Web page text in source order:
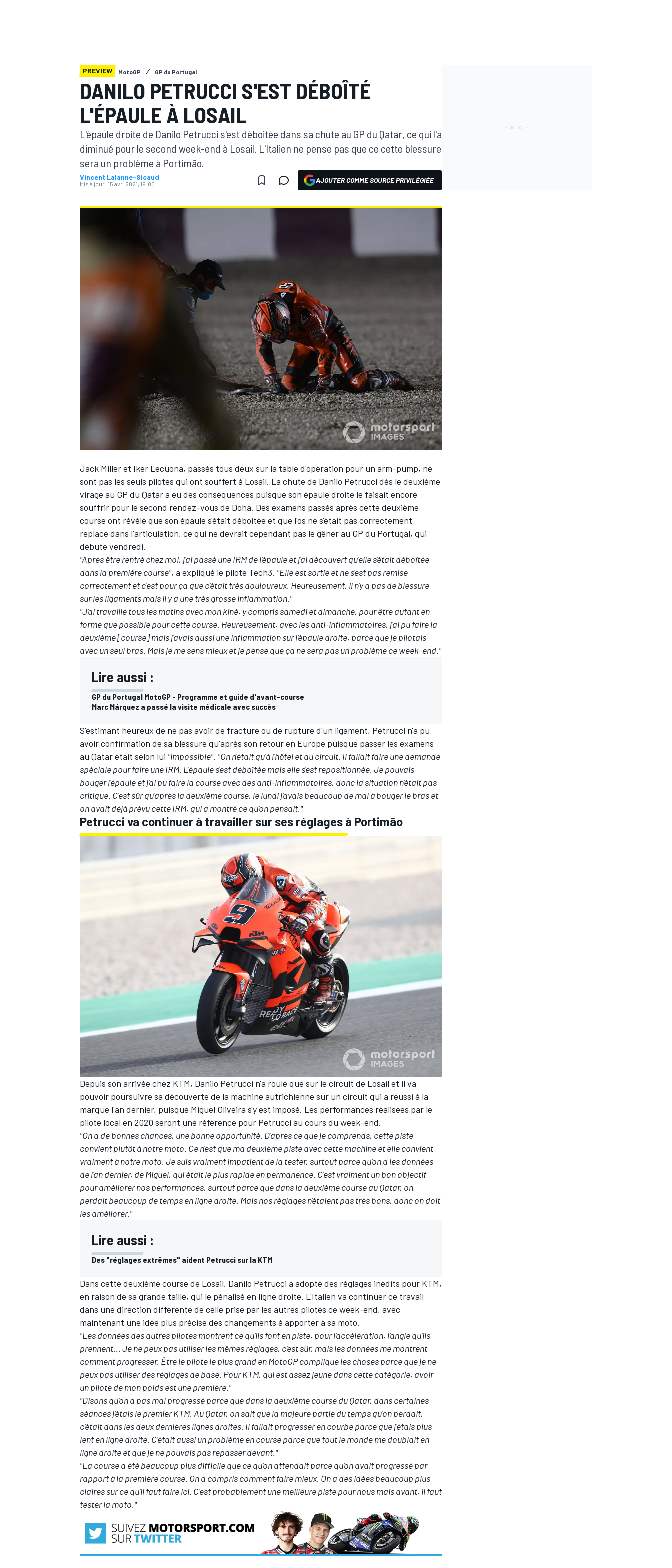
MOTOGP
PREVIEW MotoGP GP du Portugal
DANILO PETRUCCI S'EST DÉBOÎTÉ
L'ÉPAULE À LOSAIL
L'épaule droite de Danilo Petrucci s'est déboitée dans sa chute au GP du Qatar, ce qui l'a
diminué pour le second week-end à Losail. L'Italien ne pense pas que ce cette blessure
sera un problème à Portimão.
Vincent Lalanne-Sicaud
Mis à jour: 15 avr. 2021, 19:00 AJOUTER COMME SOURCE PRIVILÉGIÉE
Jack Miller et Iker Lecuona, passés tous deux sur la table d'opération pour un arm-pump, ne
sont pas les seuls pilotes qui ont souffert à Losail. La chute de Danilo Petrucci dès le deuxième
virage au GP du Qatar a eu des conséquences puisque son épaule droite le faisait encore
souffrir pour le second rendez-vous de Doha. Des examens passés après cette deuxième
course ont révélé que son épaule s'était déboitée et que l'os ne s'était pas correctement
replacé dans l'articulation, ce qui ne devrait cependant pas le gêner au GP du Portugal, qui
débute vendredi.
"Après être rentré chez moi, j'ai passé une IRM de l'épaule et j'ai découvert qu'elle s'était déboîtée
dans la première course", a expliqué le pilote Tech3. "Elle est sortie et ne s'est pas remise
correctement et c'est pour ça que c'était très douloureux. Heureusement, il n'y a pas de blessure
sur les ligaments mais il y a une très grosse inflammation."
"J'ai travaillé tous les matins avec mon kiné, y compris samedi et dimanche, pour être autant en
forme que possible pour cette course. Heureusement, avec les anti-inflammatoires, j'ai pu faire la
deuxième [course] mais j'avais aussi une inflammation sur l'épaule droite, parce que je pilotais
avec un seul bras. Mais je me sens mieux et je pense que ça ne sera pas un problème ce week-end."
Lire aussi :
GP du Portugal MotoGP - Programme et guide d'avant-course
Marc Márquez a passé la visite médicale avec succès
S'estimant heureux de ne pas avoir de fracture ou de rupture d'un ligament, Petrucci n'a pu
avoir confirmation de sa blessure qu'après son retour en Europe puisque passer les examens
au Qatar était selon lui "impossible". "On n'était qu'à l'hôtel et au circuit. Il fallait faire une demande
spéciale pour faire une IRM. L'épaule s'est déboîtée mais elle s'est repositionnée. Je pouvais
bouger l'épaule et j'ai pu faire la course avec des anti-inflammatoires, donc la situation n'était pas
critique. C'est sûr qu'après la deuxième course, le lundi j'avais beaucoup de mal à bouger le bras et
on avait déjà prévu cette IRM, qui a montré ce qu'on pensait."
Petrucci va continuer à travailler sur ses réglages à Portimão
Depuis son arrivée chez KTM, Danilo Petrucci n'a roulé que sur le circuit de Losail et il va
pouvoir poursuivre sa découverte de la machine autrichienne sur un circuit qui a réussi à la
marque l'an dernier, puisque Miguel Oliveira s'y est imposé. Les performances réalisées par le
pilote local en 2020 seront une référence pour Petrucci au cours du week-end.
"On a de bonnes chances, une bonne opportunité. D'après ce que je comprends, cette piste
convient plutôt à notre moto. Ce n'est que ma deuxième piste avec cette machine et elle convient
vraiment à notre moto. Je suis vraiment impatient de la tester, surtout parce qu'on a les données
de l'an dernier, de Miguel, qui était le plus rapide en permanence. C'est vraiment un bon objectif
pour améliorer nos performances, surtout parce que dans la deuxième course au Qatar, on
perdait beaucoup de temps en ligne droite. Mais nos réglages n'étaient pas très bons, donc on doit
les améliorer."
Lire aussi :
Des "réglages extrêmes" aident Petrucci sur la KTM
Dans cette deuxième course de Losail, Danilo Petrucci a adopté des réglages inédits pour KTM,
en raison de sa grande taille, qui le pénalisé en ligne droite. L'Italien va continuer ce travail
dans une direction différente de celle prise par les autres pilotes ce week-end, avec
maintenant une idée plus précise des changements à apporter à sa moto.
"Les données des autres pilotes montrent ce qu'ils font en piste, pour l'accélération, l'angle qu'ils
prennent... Je ne peux pas utiliser les mêmes réglages, c'est sûr, mais les données me montrent
comment progresser. Être le pilote le plus grand en MotoGP complique les choses parce que je ne
peux pas utiliser des réglages de base. Pour KTM, qui est assez jeune dans cette catégorie, avoir
un pilote de mon poids est une première."
"Disons qu'on a pas mal progressé parce que dans la deuxième course du Qatar, dans certaines
séances j'étais le premier KTM. Au Qatar, on sait que la majeure partie du temps qu'on perdait,
c'était dans les deux dernières lignes droites. Il fallait progresser en courbe parce que j'étais plus
lent en ligne droite. C'était aussi un problème en course parce que tout le monde me doublait en
ligne droite et que je ne pouvais pas repasser devant."
"La course a été beaucoup plus difficile que ce qu'on attendait parce qu'on avait progressé par
rapport à la première course. On a compris comment faire mieux. On a des idées beaucoup plus
claires sur ce qu'il faut faire ici. C'est probablement une meilleure piste pour nous mais avant, il faut
tester la moto."